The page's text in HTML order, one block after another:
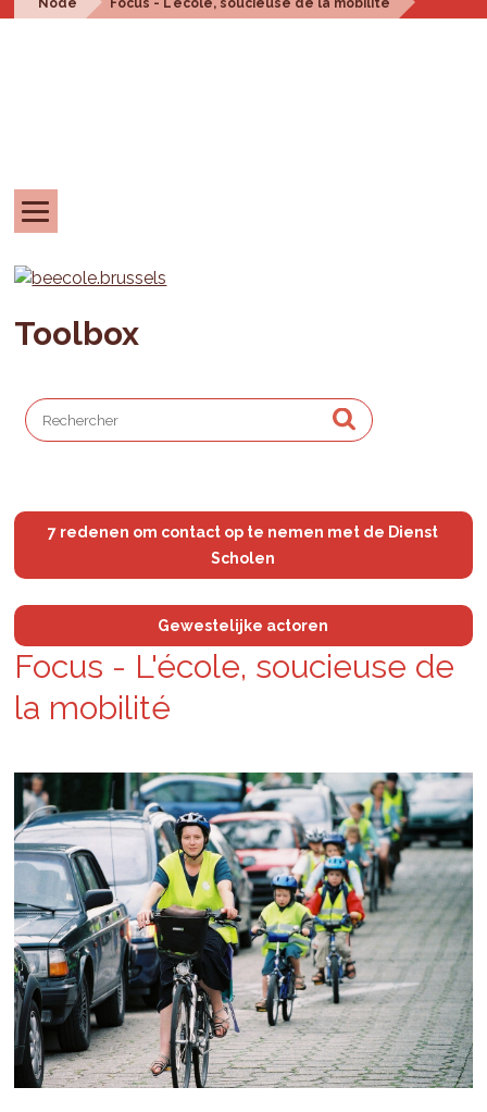
Node Focus - L'école, soucieuse de la mobilité
Toolbox
7 redenen om contact op te nemen met de Dienst
Scholen
Gewestelijke actoren
Focus - L'école, soucieuse de
la mo­bilité